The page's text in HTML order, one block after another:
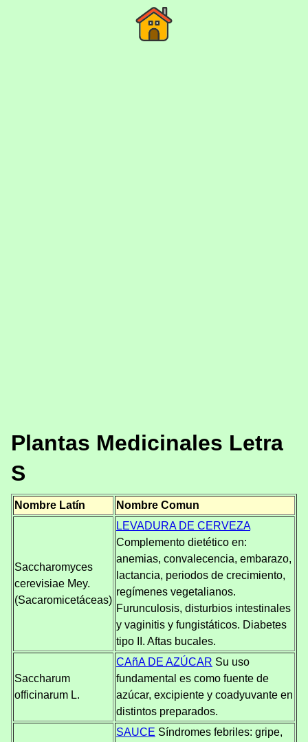
Plantas Medicinales Letra
S
Nombre Latín Nombre Comun
Saccharomyces
cerevisiae Mey.
(Sacaromicetáceas)
LEVADURA DE CERVEZA
Complemento dietético en:
anemias, convalecencia, embarazo,
lactancia, periodos de crecimiento,
regímenes vegetalianos.
Furunculosis, disturbios intestinales
y vaginitis y fungistáticos. Diabetes
tipo II. Aftas bucales.
Saccharum
officinarum L.
CAñA DE AZÚCAR Su uso
fundamental es como fuente de
azúcar, excipiente y coadyuvante en
distintos preparados.
SAUCE Síndromes febriles: gripe,